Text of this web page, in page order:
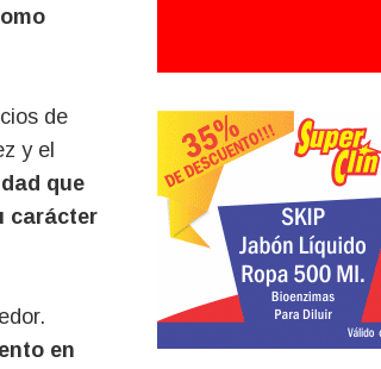
de
y el
que
carácter
en